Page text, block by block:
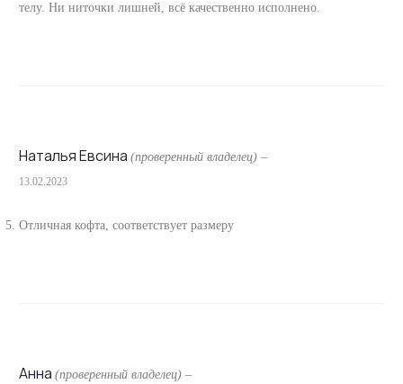
телу. Ни ниточки лишней, всё качественно исполнено.
Наталья Евсина (проверенный владелец) –
13.02.2023
Отличная кофта, соответствует размеру
Анна (проверенный владелец) –